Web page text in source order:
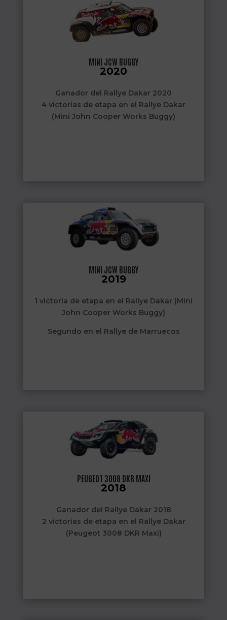
MINI JCW BUGGY
2020
Ganador del Rallye Dakar 2020
4 victorias de etapa en el Rallye Dakar
(Mini John Cooper Works Buggy)
MINI JCW BUGGY
2019
1 victoria de etapa en el Rallye Dakar (Mini
John Cooper Works Buggy)
Segundo en el Rallye de Marruecos
PEUGEOT 3008 DKR MAXI
2018
Ganador del Rallye Dakar 2018
2 victorias de etapa en el Rallye Dakar
(Peugeot 3008 DKR Maxi)